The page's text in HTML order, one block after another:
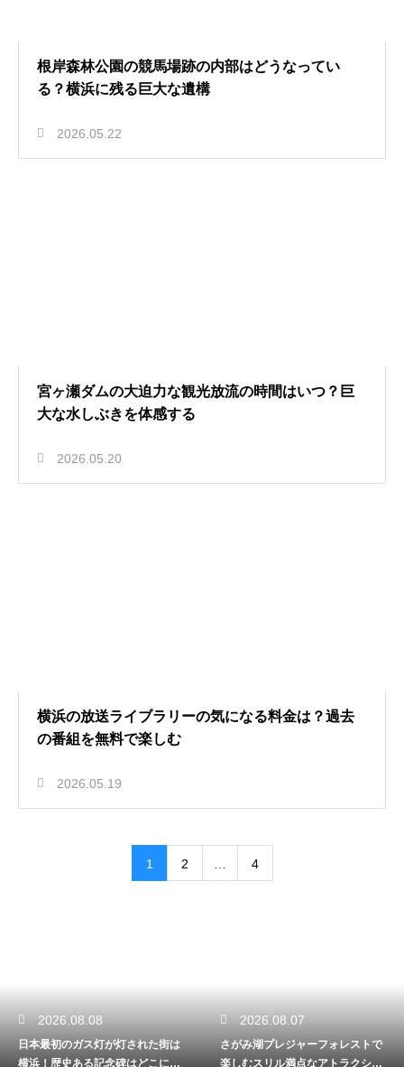
根岸森林公園の競馬場跡の内部はどうなってい
る？横浜に残る巨大な遺構
2026.05.22
宮ヶ瀬ダムの大迫力な観光放流の時間はいつ？巨
大な水しぶきを体感する
2026.05.20
横浜の放送ライブラリーの気になる料金は？過去
の番組を無料で楽しむ
2026.05.19
1 2 4
2026.08.08
日本最初のガス灯が灯された街は
横浜！歴史ある記念碑はどこにあ
2026.08.07
さがみ湖プレジャーフォレストで
楽しむスリル満点なアトラクショ